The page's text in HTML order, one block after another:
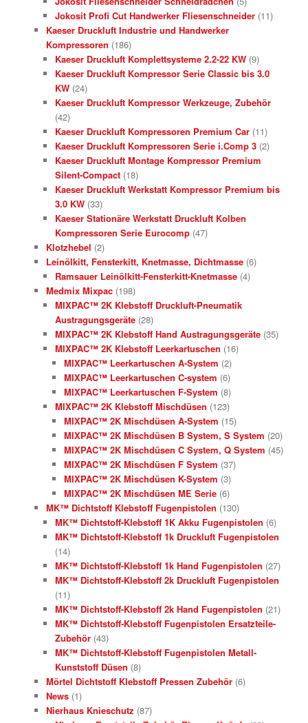
Jokosit Profi Cut Handwerker Fliesenschneider (11)
Kaeser Druckluft Industrie und Handwerker
Kompressoren (186)
Kaeser Druckluft Komplettsysteme 2.2-22 KW (9)
Kaeser Druckluft Kompressor Serie Classic bis 3.0
KW (24)
Kaeser Druckluft Kompressor Werkzeuge, Zubehör
(42)
Kaeser Druckluft Kompressoren Premium Car (11)
Kaeser Druckluft Kompressoren Serie i.Comp 3 (2)
Kaeser Druckluft Montage Kompressor Premium
Silent-Compact (18)
Kaeser Druckluft Werkstatt Kompressor Premium bis
3.0 KW (33)
Kaeser Stationäre Werkstatt Druckluft Kolben
Kompressoren Serie Eurocomp (47)
Klotzhebel (2)
Leinölkitt, Fensterkitt, Knetmasse, Dichtmasse (6)
Ramsauer Leinölkitt-Fensterkitt-Knetmasse (4)
Medmix Mixpac (198)
MIXPAC™ 2K Klebstoff Druckluft-Pneumatik
Austragungsgeräte (28)
MIXPAC™ 2K Klebstoff Hand Austragungsgeräte (35)
MIXPAC™ 2K Klebstoff Leerkartuschen (16)
MIXPAC™ Leerkartuschen A-System (2)
MIXPAC™ Leerkartuschen C-system (6)
MIXPAC™ Leerkartuschen F-System (8)
MIXPAC™ 2K Klebstoff Mischdüsen (123)
MIXPAC™ 2K Mischdüsen A-System (15)
MIXPAC™ 2K Mischdüsen B System, S System (20)
MIXPAC™ 2K Mischdüsen C System, Q System (45)
MIXPAC™ 2K Mischdüsen F System (37)
MIXPAC™ 2K Mischdüsen K-System (3)
MIXPAC™ 2K Mischdüsen ME Serie (6)
MK™ Dichtstoff Klebstoff Fugenpistolen (130)
MK™ Dichtstoff-Klebstoff 1K Akku Fugenpistolen (6)
MK™ Dichtstoff-Klebstoff 1k Druckluft Fugenpistolen
(14)
MK™ Dichtstoff-Klebstoff 1k Hand Fugenpistolen (27)
MK™ Dichtstoff-Klebstoff 2k Druckluft Fugenpistolen
(11)
MK™ Dichtstoff-Klebstoff 2k Hand Fugenpistolen (21)
MK™ Dichtstoff-Klebstoff Fugenpistolen Ersatzteile-
Zubehör (43)
MK™ Dichtstoff-Klebstoff Fugenpistolen Metall-
Kunststoff Düsen (8)
Mörtel Dichtstoff Klebstoff Pressen Zubehör (6)
News (1)
Nierhaus Knieschutz (87)